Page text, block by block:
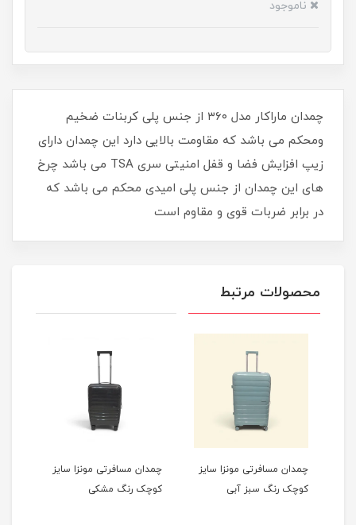
ناموجود
چمدان ماراکار مدل ۳۶۰ از جنس پلی کربنات ضخیم
ومحکم می باشد که مقاومت بالایی دارد این چمدان دارای
زیپ افزایش فضا و قفل امنیتی سری TSA می باشد چرخ
های این چمدان از جنس پلی امیدی محکم می باشد که
در برابر ضربات قوی و مقاوم است
محصولات مرتبط
چمدان مسافرتی مونزا سایز
کوچک رنگ سبز آبی
چمدان مسافرتی مونزا سایز
کوچک رنگ مشکی